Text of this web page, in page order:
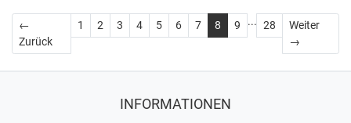
←
ZurückZurück
1 2 3 4 5 6 7 8 9 ... 28
Weiter
→
INFORMATIONEN